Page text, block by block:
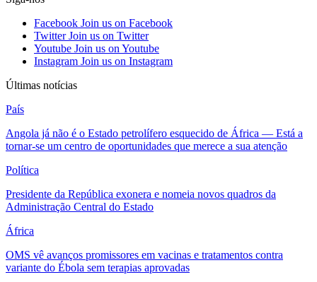
Facebook Join us on Facebook
Twitter Join us on Twitter
Youtube Join us on Youtube
Instagram Join us on Instagram
Últimas notícias
País
Angola já não é o Estado petrolífero esquecido de África — Está a
tornar-se um centro de oportunidades que merece a sua atenção
Política
Presidente da República exonera e nomeia novos quadros da
Administração Central do Estado
África
OMS vê avanços promissores em vacinas e tratamentos contra
variante do Ébola sem terapias aprovadas